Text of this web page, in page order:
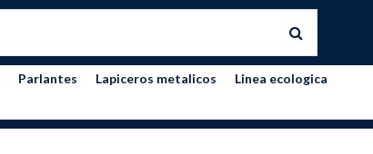
Parlantes Lapiceros metalicos
Linea ecologica